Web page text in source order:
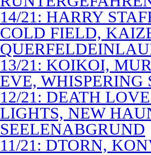
14/21: HARRY
COLD FIELD,
13/21: KOIKOI,
EVE, WHISPERING
12/21: DEATH
LIGHTS, NEW
SEELENABGRUND
11/21: DTORN,